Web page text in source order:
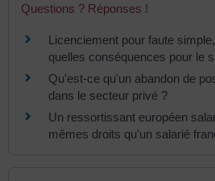
Questions ? Réponses !
Licenciement pour faute
quelles conséquences pour le
Qu'est-ce qu'un abandon de
dans le secteur privé ?
Un ressortissant européen
mêmes droits qu'un salarié